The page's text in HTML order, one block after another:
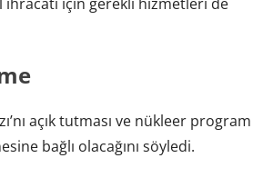
açık tutması ve nükleer program
bağlı olacağını söyledi.